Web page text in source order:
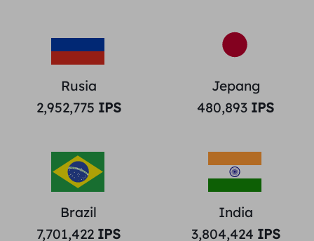
Rusia
2,952,775 IPS
Jepang
480,893 IPS
Brazil
7,701,422 IPS
India
3,804,424 IPS